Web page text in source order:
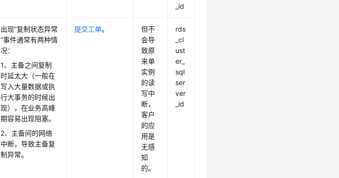
_id
出现”复制状态异常
“事件通常有两种情
况：
1、主备之间复制
时延太大（一般在
写入大量数据或执
行大事务的时候出
现），在业务高峰
期容易出现阻塞。
2、主备间的网络
中断，导致主备复
制异常。
提交工单。
但不
会导
致原
来单
实例
的读
写中
断，
客户
的应
用是
无感
知
的。
rds
_cl
ust
er_
sql
ser
ver
_id